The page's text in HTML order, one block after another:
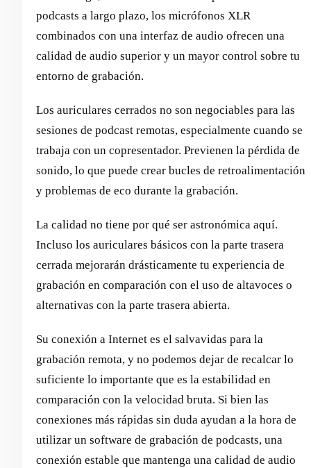
podcasts a largo plazo, los micrófonos XLR
combinados con una interfaz de audio ofrecen una
calidad de audio superior y un mayor control sobre tu
entorno de grabación.
Los auriculares cerrados no son negociables para las
sesiones de podcast remotas, especialmente cuando se
trabaja con un copresentador. Previenen la pérdida de
sonido, lo que puede crear bucles de retroalimentación
y problemas de eco durante la grabación.
La calidad no tiene por qué ser astronómica aquí.
Incluso los auriculares básicos con la parte trasera
cerrada mejorarán drásticamente tu experiencia de
grabación en comparación con el uso de altavoces o
alternativas con la parte trasera abierta.
Su conexión a Internet es el salvavidas para la
grabación remota, y no podemos dejar de recalcar lo
suficiente lo importante que es la estabilidad en
comparación con la velocidad bruta. Si bien las
conexiones más rápidas sin duda ayudan a la hora de
utilizar un software de grabación de podcasts, una
conexión estable que mantenga una calidad de audio